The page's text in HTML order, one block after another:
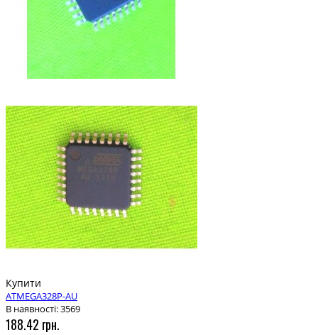
Купити
ATMEGA328P-AU
В наявності: 3569
188.42 грн.